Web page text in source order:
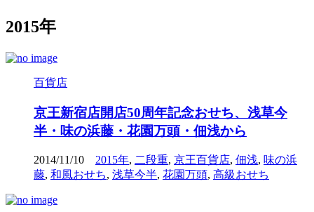
2015年
百貨店
京王新宿店開店50周年記念おせち、浅草今
半・味の浜藤・花園万頭・佃浅から
2014/11/10 2015年, 二段重, 京王百貨店, 佃浅, 味の浜
藤, 和風おせち, 浅草今半, 花園万頭, 高級おせち